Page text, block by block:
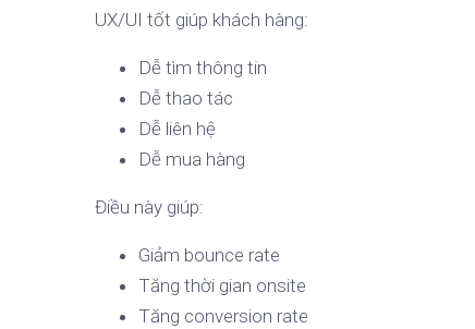
UX/UI tốt giúp khách hàng:
Dễ tìm thông tin
Dễ thao tác
Dễ liên hệ
Dễ mua hàng
Điều này giúp:
Giảm bounce rate
Tăng thời gian onsite
Tăng conversion rate